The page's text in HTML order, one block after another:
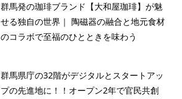
群馬発の珈琲ブランド【大和屋珈琲】が魅
せる独自の世界｜ 陶磁器の融合と地元食材
のコラボで至福のひとときを味わう
群馬県庁の32階がデジタルとスタートアッ
プの先進地に！！オープン2年で官民共創